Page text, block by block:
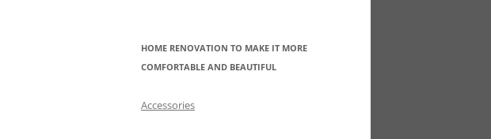
HOME RENOVATION TO MAKE IT MORE
COMFORTABLE AND BEAUTIFUL
Accessories